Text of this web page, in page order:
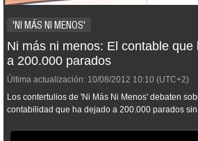
'NI MÁS NI MENOS'
Ni más ni menos: El contable que
a 200.000 parados
Última actualización: 10/08/2012 10:10 (UTC+2)
Los contertulios de 'Ni Más Ni Menos' debaten
contabilidad que ha dejado a 200.000 parados